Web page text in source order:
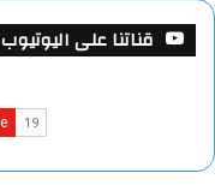
قناتنا على اليوتيوب